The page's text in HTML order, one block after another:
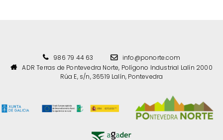
986 79 44 63
info@ponorte.com
ADR Terras de Pontevedra Norte, Polígono Industrial Lalín 2000
Rúa E, s/n, 36519 Lalín, Pontevedra